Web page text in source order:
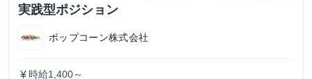
実践型ポジション
ポップコーン株式会社
currency_yen 時給1,400～